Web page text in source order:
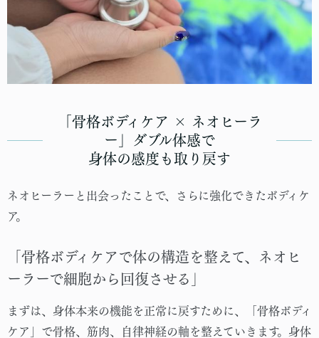
「骨格ボディケア × ネオヒーラ
ー」ダブル体感で
身体の感度も取り戻す
ネオヒーラーと出会ったことで、さらに強化できたボディケ
ア。
「骨格ボディケアで体の構造を整えて、ネオヒ
ーラーで細胞から回復させる」
まずは、身体本来の機能を正常に戻すために、「骨格ボディ
ケア」で骨格、筋肉、自律神経の軸を整えていきます。身体